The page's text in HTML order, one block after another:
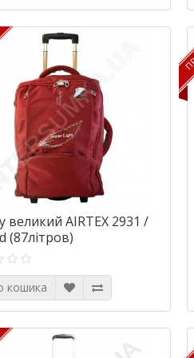
великий AIRTEX 2931 /
(87літров)
кошика